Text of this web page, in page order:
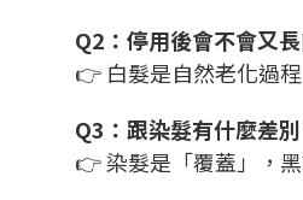
Q2：停用後會不會又
👉 白髮是自然老化過
Q3：跟染髮有什麼差別
👉 染髮是「覆蓋」，